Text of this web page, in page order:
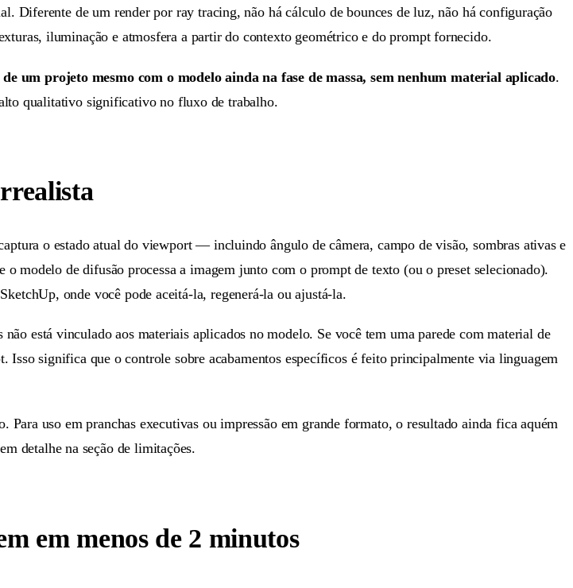
Diferente de um render por ray tracing, não há cálculo de bounces de luz, não há configuração
iluminação e atmosfera a partir do contexto geométrico e do prompt fornecido.
um projeto mesmo com o modelo ainda na fase de massa, sem nenhum material aplicado.
qualitativo significativo no fluxo de trabalho.
o estado atual do viewport — incluindo ângulo de câmera, campo de visão, sombras ativas e
modelo de difusão processa a imagem junto com o prompt de texto (ou o preset selecionado).
onde você pode aceitá-la, regenerá-la ou ajustá-la.
não está vinculado aos materiais aplicados no modelo. Se você tem uma parede com material de
significa que o controle sobre acabamentos específicos é feito principalmente via linguagem
uso em pranchas executivas ou impressão em grande formato, o resultado ainda fica aquém
detalhe na seção de limitações.
em menos de 2 minutos